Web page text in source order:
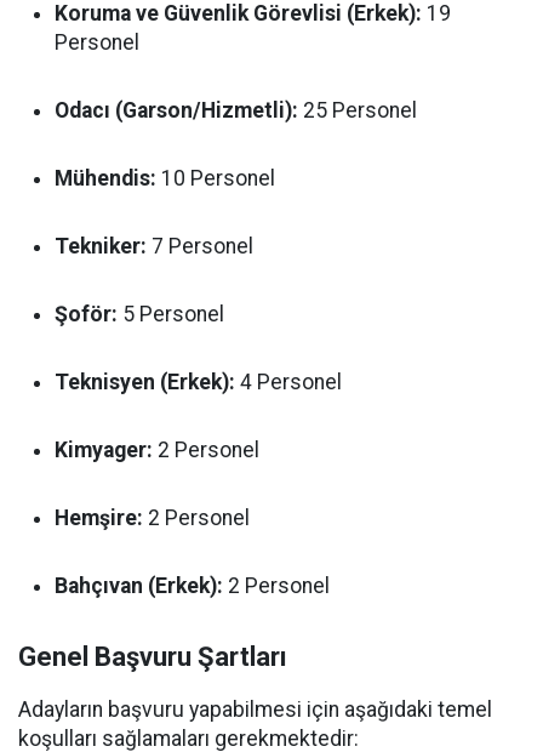
Koruma ve Güvenlik Görevlisi (Erkek): 19
Personel
Odacı (Garson/Hizmetli): 25 Personel
Mühendis: 10 Personel
Tekniker: 7 Personel
Şoför: 5 Personel
Teknisyen (Erkek): 4 Personel
Kimyager: 2 Personel
Hemşire: 2 Personel
Bahçıvan (Erkek): 2 Personel
Genel Başvuru Şartları
Adayların başvuru yapabilmesi için aşağıdaki temel
koşulları sağlamaları gerekmektedir: